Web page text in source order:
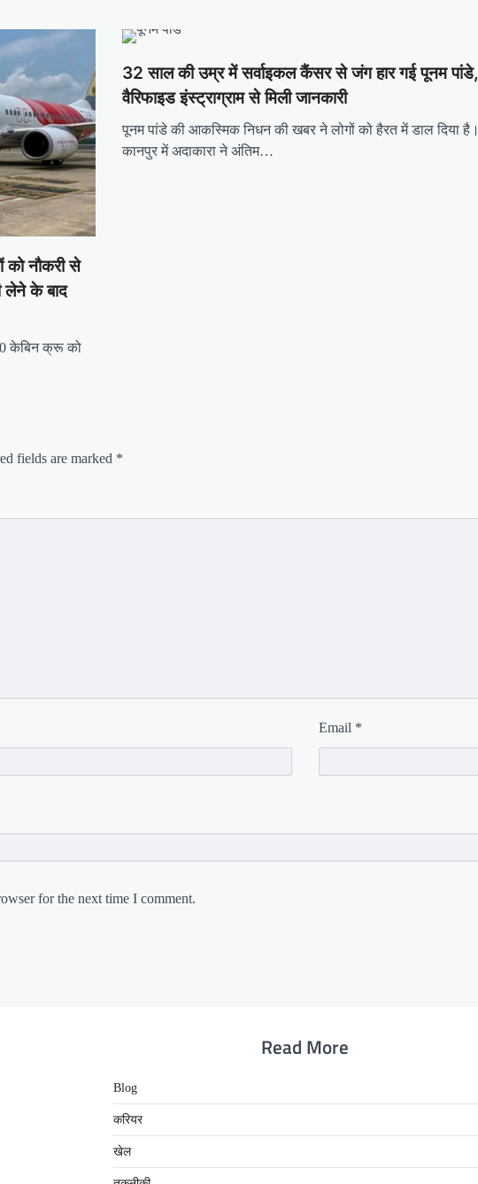
नौकरी से
लेने के बाद
केबिन क्रू को
32 साल की उम्र में सर्वाइकल कैंसर से जंग हार गई पूनम पांडे,
वैरिफाइड इंस्ट्राग्राम से मिली जानकारी
पूनम पांडे की आकस्मिक निधन की खबर ने लोगों को हैरत में डाल दिया है।
कानपुर में अदाकारा ने अंतिम…
fields are marked *
Email *
for the next time I comment.
Read More
Blog
करियर
खेल